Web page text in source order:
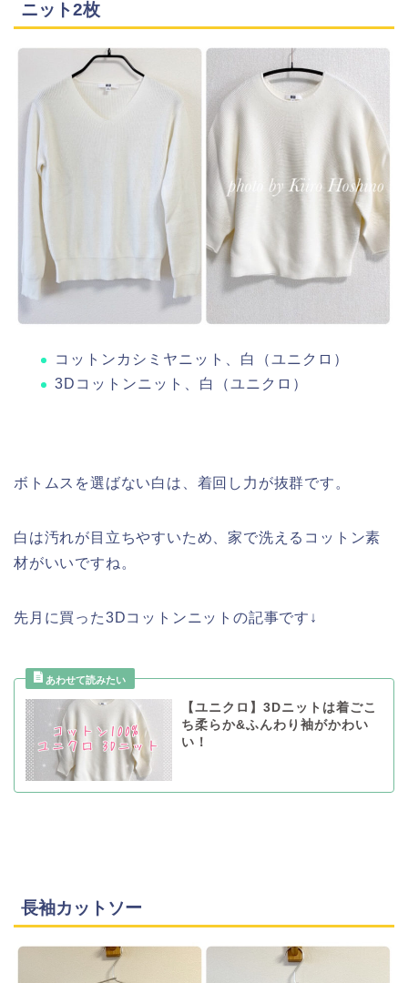
ニット2枚
コットンカシミヤニット、白（ユニクロ）
3Dコットンニット、白（ユニクロ）
ボトムスを選ばない白は、着回し力が抜群です。
白は汚れが目立ちやすいため、家で洗えるコットン素
材がいいですね。
先月に買った3Dコットンニットの記事です↓
【ユニクロ】3Dニットは着ごこ
ち柔らか&ふんわり袖がかわい
い！
長袖カットソー